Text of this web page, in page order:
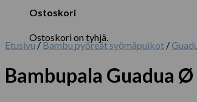
Ostoskori
Ostoskori on tyhjä.
Etusivu /Bambu pyöreät syömäpuikot /
Bambupala Guadua